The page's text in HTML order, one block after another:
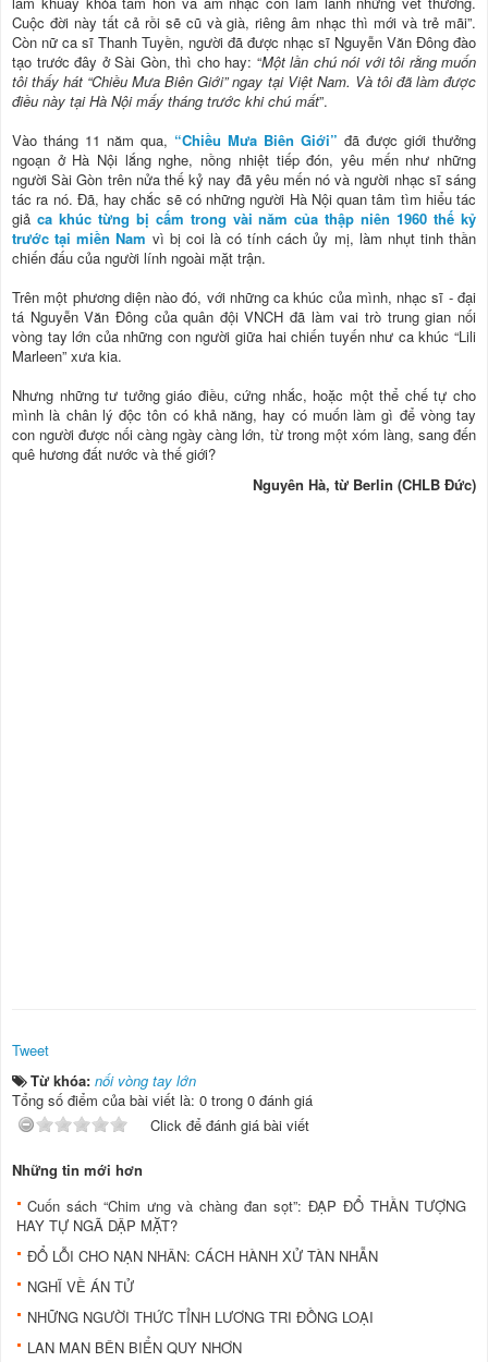
Cuộc đời này tất cả rồi sẽ cũ và già, riêng âm nhạc thì mới và trẻ mãi”.
Còn nữ ca sĩ Thanh Tuyền, người đã được nhạc sĩ Nguyễn Văn Đông đào
tạo trước đây ở Sài Gòn, thì cho hay: “Một lần chú nói với tôi rằng muốn
tôi thấy hát “Chiều Mưa Biên Giới” ngay tại Việt Nam. Và tôi đã làm được
điều này tại Hà Nội mấy tháng trước khi chú mất”.
Vào tháng 11 năm qua, “Chiều Mưa Biên Giới” đã được giới thưởng
ngoạn ở Hà Nội lắng nghe, nồng nhiệt tiếp đón, yêu mến như những
người Sài Gòn trên nửa thế kỷ nay đã yêu mến nó và người nhạc sĩ sáng
tác ra nó. Đã, hay chắc sẽ có những người Hà Nội quan tâm tìm hiểu tác
giả ca khúc từng bị cấm trong vài năm của thập niên 1960 thế kỷ
trước tại miền Nam vì bị coi là có tính cách ủy mị, làm nhụt tinh thần
chiến đấu của người lính ngoài mặt trận.
Trên một phương diện nào đó, với những ca khúc của mình, nhạc sĩ - đại
tá Nguyễn Văn Đông của quân đội VNCH đã làm vai trò trung gian nối
vòng tay lớn của những con người giữa hai chiến tuyến như ca khúc “Lili
Marleen” xưa kia.
Nhưng những tư tưởng giáo điều, cứng nhắc, hoặc một thể chế tự cho
mình là chân lý độc tôn có khả năng, hay có muốn làm gì để vòng tay
con người được nối càng ngày càng lớn, từ trong một xóm làng, sang đến
quê hương đất nước và thế giới?
Nguyên Hà, từ Berlin (CHLB Đức)
Tweet
Từ khóa: nối vòng tay lớn
Tổng số điểm của bài viết là: 0 trong 0 đánh giá
Click để đánh giá bài viết
Những tin mới hơn
Cuốn sách “Chim ưng và chàng đan sọt”: ĐẠP ĐỔ THẦN TƯỢNG
HAY TỰ NGÃ DẬP MẶT?
ĐỔ LỖI CHO NẠN NHÂN: CÁCH HÀNH XỬ TÀN NHẪN
NGHĨ VỀ ÁN TỬ
NHỮNG NGƯỜI THỨC TỈNH LƯƠNG TRI ĐỒNG LOẠI
LAN MAN BÊN BIỂN QUY NHƠN